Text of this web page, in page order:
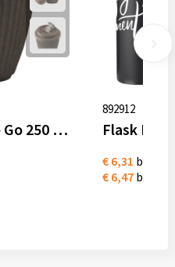
Coffee Mug On The Go 250 ml koffiebeker bedrukken
892912
€ 6,31 bij
€ 6,47 bij 50